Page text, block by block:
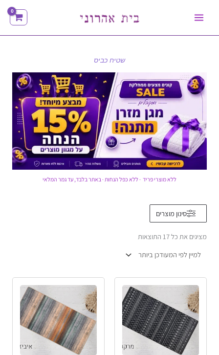
שטיח כביס
ללא מוצרי פריד · ללא כפל הנחות · באתר בלבד, עד גמר המלאי
סינון מוצרים
מציגים את כל ⁦17⁩ התוצאות
ביותר
מחירים:
⁦₪ 59⁩
עד
⁦₪ 245⁩
למוצר
זה
יש
מספר
סוגים.
ניתן
מחירים:
⁦₪ 59⁩
עד
⁦₪ 245⁩
למוצר
זה
יש
מספר
סוגים.
ניתן